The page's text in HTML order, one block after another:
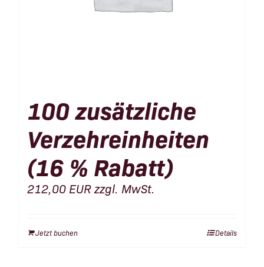
100 zusätzliche
Verzehreinheiten
(16 % Rabatt)
212,00 EURzzgl. MwSt.
Jetzt buchen Details